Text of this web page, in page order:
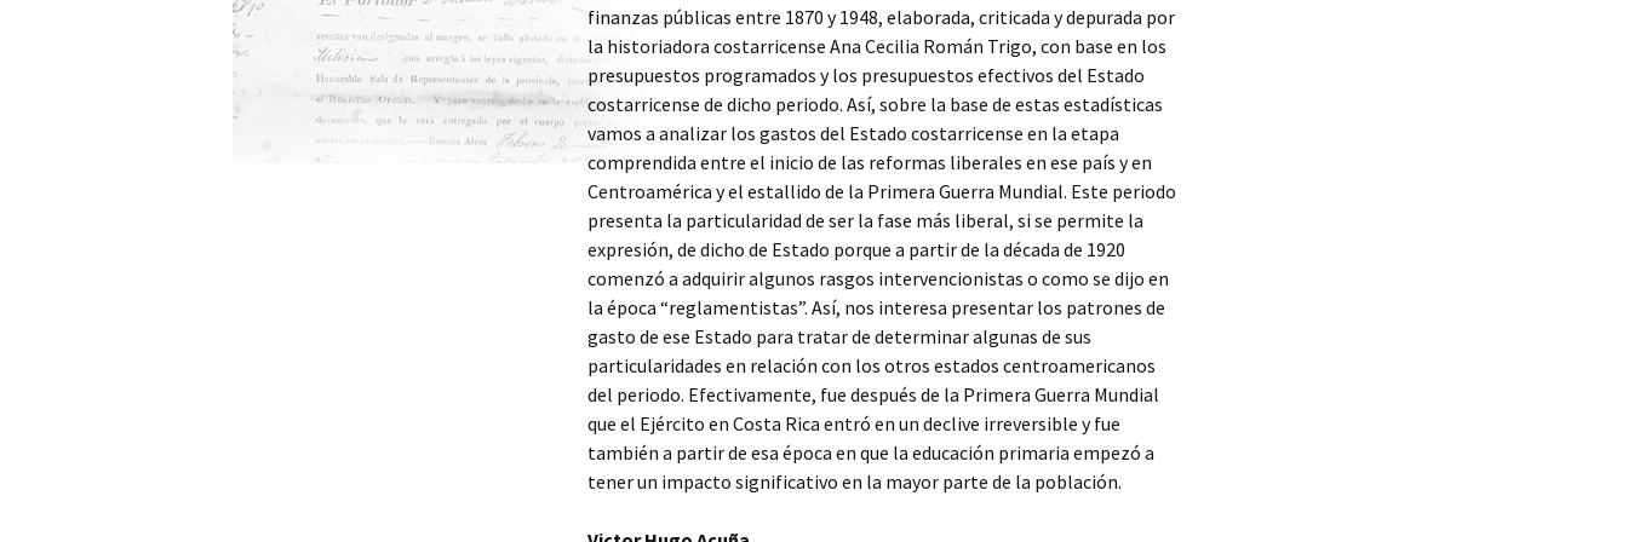
WORKSHOP 2010,
ESTADO Y BUROCRACIA
EN AMÉRICA LATINA,
SIGLO XIX, MONTEVIDEO
Y BUENOS AIRES
SYMPOSIUM 2011 EL
PROYECTO STATE
BUILDING EN SANTIAGO
DE CHILE
PRIMER WORKSHOP
2011: ADMINISTRAR,
SERVIR AL PODER,
SERVIR AL ESTADO,
BARCELONA
SEGUNDO WORKSHOP
2011: GUERRA,
VIOLENCIA Y
CONSTRUCCIÓN DEL
ESTADO. AMÉRICA
LATINA, SIGLO XIX, SAN
L’OBEISSANCE
ECLIPSE OF EMPIRES.
COLONIAL
RESISTENCE,METROPOLITAN
DECLINE, AND IMPERIAL
CRISES IN THE 19TH AND
20TH CENTURIES
CONSTRUCCIÓN DEL
ESTADO Y BUROCRACIAS
TÉCNICAS EN AMÉRICA
LATINA. SIGLOS XIX Y XX
CORRUPCIÓN, CODICIA Y
BIEN PÚBLICO EN EL
MUNDO HISPÁNICO
(SIGLOS XVII-XX)
ESTADO
(ARGENTINA, 1855-1873)
LA DISPUTA POR LA
CONSTRUCCIÓN
NACIONAL ARGENTINA.
BUENOS AIRES, LA
CONFEDERACIÓN Y LAS
PROVINCIAS, 1850-1865
FAMILIAS EN LA
TORMENTA. TIERRA,
FAMILIA Y TRANSMISIÓN
DE PATRIMONIO EN EL
RÍO DE LA PLATA, SIGLOS
XVIII Y XIX
UN ESTADO A CRÉDITO.
DEUDAS Y
CONFIGURACIÓN
ESTATAL DE LA NUEVA
GRANADA EN LA
PRIMERA MITAD DEL
SIGLO XIX
L’ANTHROPOLOGIE
HISTORIQUE
LA SOCIÉTÉ GUERRIÉRE
finanzas públicas entre 1870 y 1948, elaborada, criticada y depurada por
la historiadora costarricense Ana Cecilia Román Trigo, con base en los
presupuestos programados y los presupuestos efectivos del Estado
costarricense de dicho periodo. Así, sobre la base de estas estadísticas
vamos a analizar los gastos del Estado costarricense en la etapa
comprendida entre el inicio de las reformas liberales en ese país y en
Centroamérica y el estallido de la Primera Guerra Mundial. Este periodo
presenta la particularidad de ser la fase más liberal, si se permite la
expresión, de dicho de Estado porque a partir de la década de 1920
comenzó a adquirir algunos rasgos intervencionistas o como se dijo en
la época “reglamentistas”. Así, nos interesa presentar los patrones de
gasto de ese Estado para tratar de determinar algunas de sus
particularidades en relación con los otros estados centroamericanos
del periodo. Efectivamente, fue después de la Primera Guerra Mundial
que el Ejército en Costa Rica entró en un declive irreversible y fue
también a partir de esa época en que la educación primaria empezó a
tener un impacto significativo en la mayor parte de la población.